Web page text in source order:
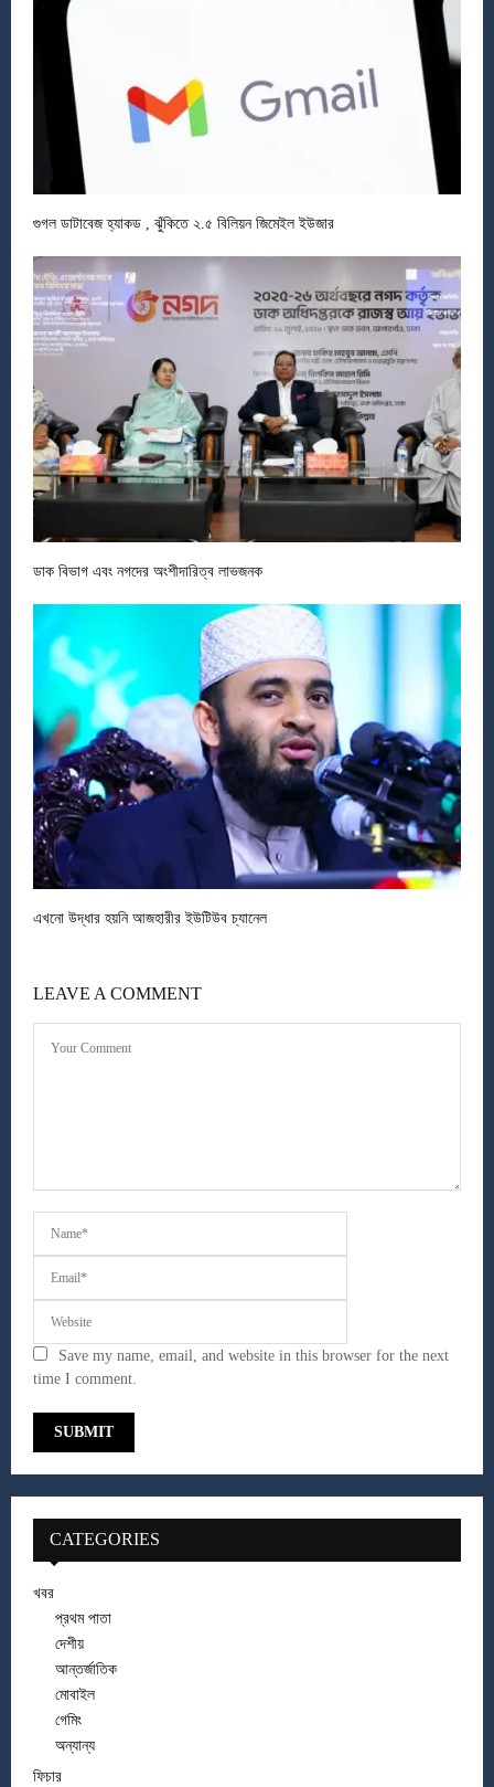
গুগল ডাটাবেজ হ্যাকড , ঝুঁকিতে ২.৫ বিলিয়ন জিমেইল ইউজার
ডাক বিভাগ এবং নগদের অংশীদারিত্ব লাভজনক
এখনো উদ্ধার হয়নি আজহারীর ইউটিউব চ্যানেল
LEAVE A COMMENT
Save my name, email, and website in this browser for the next
time I comment.
CATEGORIES
খবর
প্রথম পাতা
দেশীয়
আন্তর্জাতিক
মোবাইল
গেমিং
অন্যান্য
ফিচার